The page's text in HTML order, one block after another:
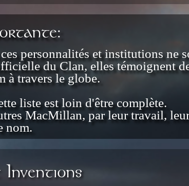
personnalités et institutions ne
du Clan, elles témoignent
à travers le globe.
liste est loin d'être complète.
MacMillan, par leur travail,
nom.
Inventions